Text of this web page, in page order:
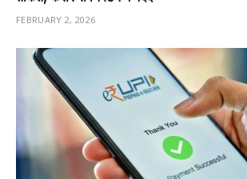
FEBRUARY 2, 2026